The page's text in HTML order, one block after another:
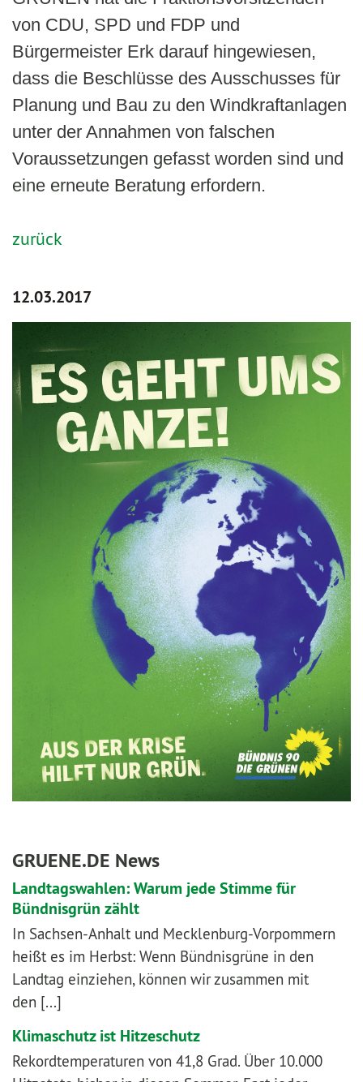
von CDU, SPD und FDP und
Bürgermeister Erk darauf hingewiesen,
dass die Beschlüsse des Ausschusses für
Planung und Bau zu den Windkraftanlagen
unter der Annahmen von falschen
Voraussetzungen gefasst worden sind und
eine erneute Beratung erfordern.
zurück
12.03.2017
GRUENE.DE News
Landtagswahlen: Warum jede Stimme für
Bündnisgrün zählt
In Sachsen-Anhalt und Mecklenburg-Vorpommern
heißt es im Herbst: Wenn Bündnisgrüne in den
Landtag einziehen, können wir zusammen mit
den [...]
Klimaschutz ist Hitzeschutz
Rekordtemperaturen von 41,8 Grad. Über 10.000